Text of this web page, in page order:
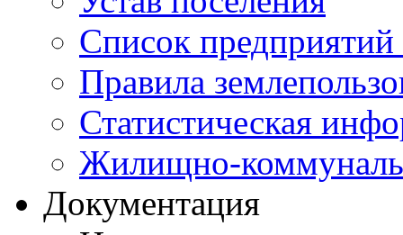
Список предприятий
Правила
Статистическая
Жилищно-
Документация